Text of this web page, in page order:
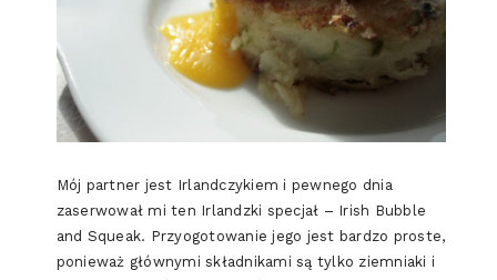
Mój partner jest Irlandczykiem i pewnego dnia
zaserwował mi ten Irlandzki specjał – Irish Bubble
and Squeak. Przyogotowanie jego jest bardzo proste,
ponieważ głównymi składnikami są tylko ziemniaki i